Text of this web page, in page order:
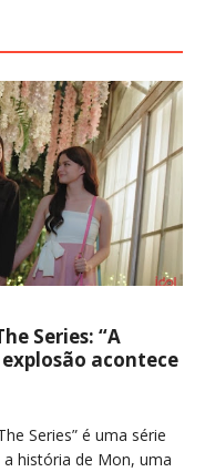
Series: “A
acontece
Series” é uma série
história de Mon, uma